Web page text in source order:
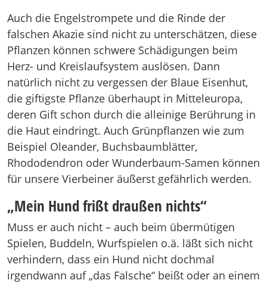
Auch die Engelstrompete und die Rinde der
falschen Akazie sind nicht zu unterschätzen, diese
Pflanzen können schwere Schädigungen beim
Herz- und Kreislaufsystem auslösen. Dann
natürlich nicht zu vergessen der Blaue Eisenhut,
die giftigste Pflanze überhaupt in Mitteleuropa,
deren Gift schon durch die alleinige Berührung in
die Haut eindringt. Auch Grünpflanzen wie zum
Beispiel Oleander, Buchsbaumblätter,
Rhododendron oder Wunderbaum-Samen können
für unsere Vierbeiner äußerst gefährlich werden.
„Mein Hund frißt draußen nichts“
Muss er auch nicht – auch beim übermütigen
Spielen, Buddeln, Wurfspielen o.ä. läßt sich nicht
verhindern, dass ein Hund nicht dochmal
irgendwann auf „das Falsche“ beißt oder an einem